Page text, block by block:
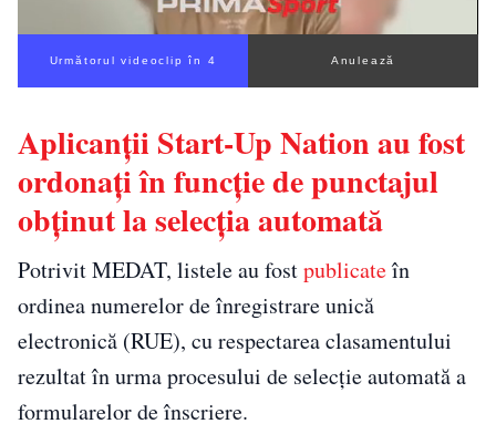
Următorul videoclip în 3 Anulează
Aplicanții Start-Up Nation au fost
ordonați în funcție de punctajul
obținut la selecția automată
Potrivit MEDAT, listele au fostpublicateîn
ordinea numerelor de înregistrare unică
electronică (RUE), cu respectarea clasamentului
rezultat în urma procesului de selecție automată a
formularelor de înscriere.